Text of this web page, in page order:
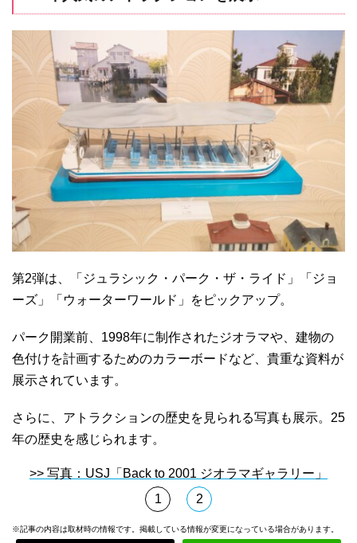
第2弾は、「ジュラシック・パーク・ザ・ライド」「ジョ
ーズ」「ウォーターワールド」をピックアップ。
パーク開業前、1998年に制作されたジオラマや、建物の
色付けを計画するためのカラーボードなど、貴重な資料が
展示されています。
さらに、アトラクションの歴史を見られる写真も展示。25
年の歴史を感じられます。
>> 写真：USJ「Back to 2001 ジオラマギャラリー」
1
2
※記事の内容は取材時の情報です。掲載している情報が変更になっている場合があります。